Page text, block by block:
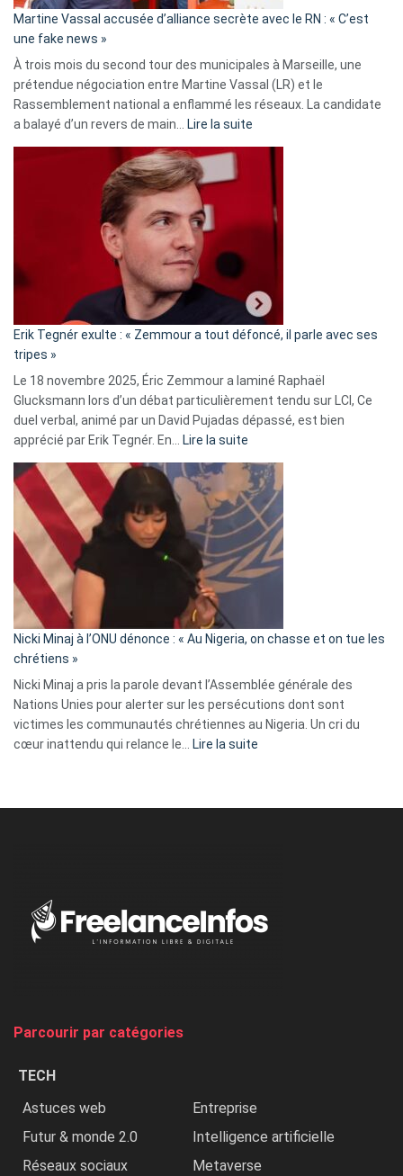
Algérie
Martine Vassal accusée d’alliance secrète avec le RN : « C’est
une fake news »
À trois mois du second tour des municipales à Marseille, une
prétendue négociation entre Martine Vassal (LR) et le
Rassemblement national a enflammé les réseaux. La candidate
a balayé d’un revers de main… Lire la suite
Martine
Vassal
d’alliance
secrète
«
C’est
fake
news
»
Erik Tegnér exulte : « Zemmour a tout défoncé, il parle avec ses
tripes »
Le 18 novembre 2025, Éric Zemmour a laminé Raphaël
Glucksmann lors d’un débat particulièrement tendu sur LCI, Ce
duel verbal, animé par un David Pujadas dépassé, est bien
apprécié par Erik Tegnér. En… Lire la suite
Erik
Tegnér
exulte
:
« Zemmour
a
tout
parle
ses
tripes »
Nicki Minaj à l’ONU dénonce : « Au Nigeria, on chasse et on tue les
chrétiens »
Nicki Minaj a pris la parole devant l’Assemblée générale des
Nations Unies pour alerter sur les persécutions dont sont
victimes les communautés chrétiennes au Nigeria. Un cri du
cœur inattendu qui relance le… Lire la suite
Nigeria,
Parcourir par catégories
TECH
Astuces web
Entreprise
Futur & monde 2.0
Intelligence artificielle
Réseaux sociaux
Metaverse